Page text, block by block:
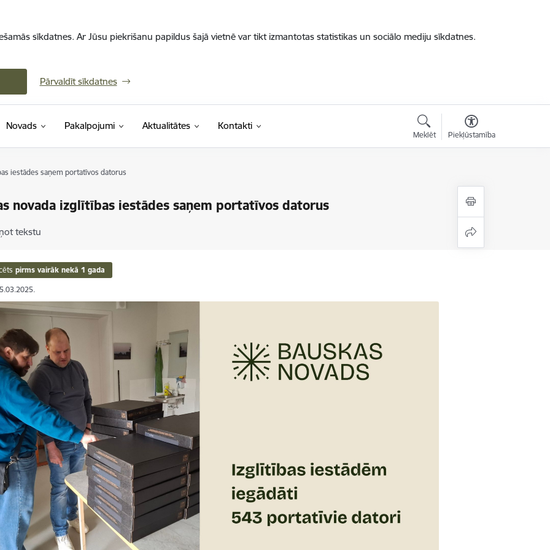
sīkdatnes. Ar Jūsu piekrišanu papildus šajā vietnē var tikt izmantotas statistikas un sociālo mediju sīkdatnes.
Pārvaldīt sīkdatnes
Novads Pakalpojumi Aktualitātes Kontakti
Meklēt Piekļūstamība
iestādes saņem portatīvos datorus
novada izglītības iestādes saņem portatīvos datorus
tekstu
pirms vairāk nekā 1 gada